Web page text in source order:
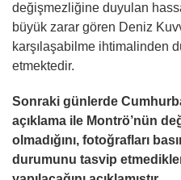
değişmezliğine duyulan
büyük zarar gören Deniz
karşılaşabilme ihtimalinden
etmektedir.
Sonraki günlerde
açıklama ile Montrö’nün
olmadığını, fotoğrafları
durumunu tasvip